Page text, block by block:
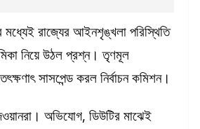
রাজ্যের আইনশৃঙ্খলা পরিস্থিতি
নিয়ে উঠল প্রশ্ন। তৃণমূল
সাসপেন্ড করল নির্বাচন কমিশন।
অভিযোগ, ডিউটির মাঝেই